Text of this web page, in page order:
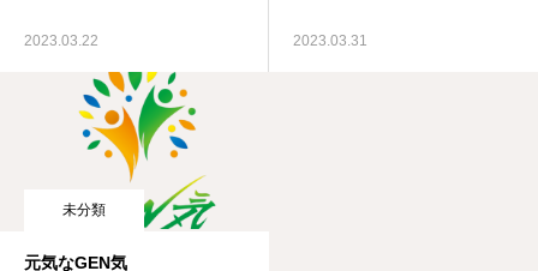
2023.03.22 2023.03.31
未分類
元気なGEN気